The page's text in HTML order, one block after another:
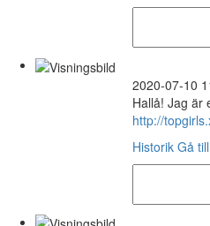
2020-07-10
Hallå! Jag är
http://
Historik Gå till